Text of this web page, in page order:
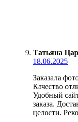
Татьяна
18.06.2025
Заказала
Качество
Удобный
заказа.
целости.